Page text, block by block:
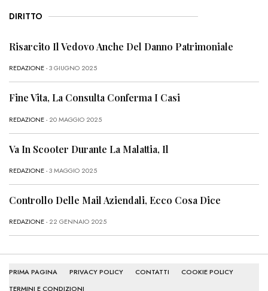
DIRITTO
Risarcito Il Vedovo Anche Del Danno Patrimoniale
REDAZIONE- 3 GIUGNO 2025
Fine Vita, La Consulta Conferma I Casi
REDAZIONE- 20 MAGGIO 2025
Va In Scooter Durante La Malattia, Il
REDAZIONE- 3 MAGGIO 2025
Controllo Delle Mail Aziendali, Ecco Cosa Dice
REDAZIONE- 22 GENNAIO 2025
PRIMA PAGINA PRIVACY POLICY CONTATTI
COOKIE POLICY
TERMINI E CONDIZIONI